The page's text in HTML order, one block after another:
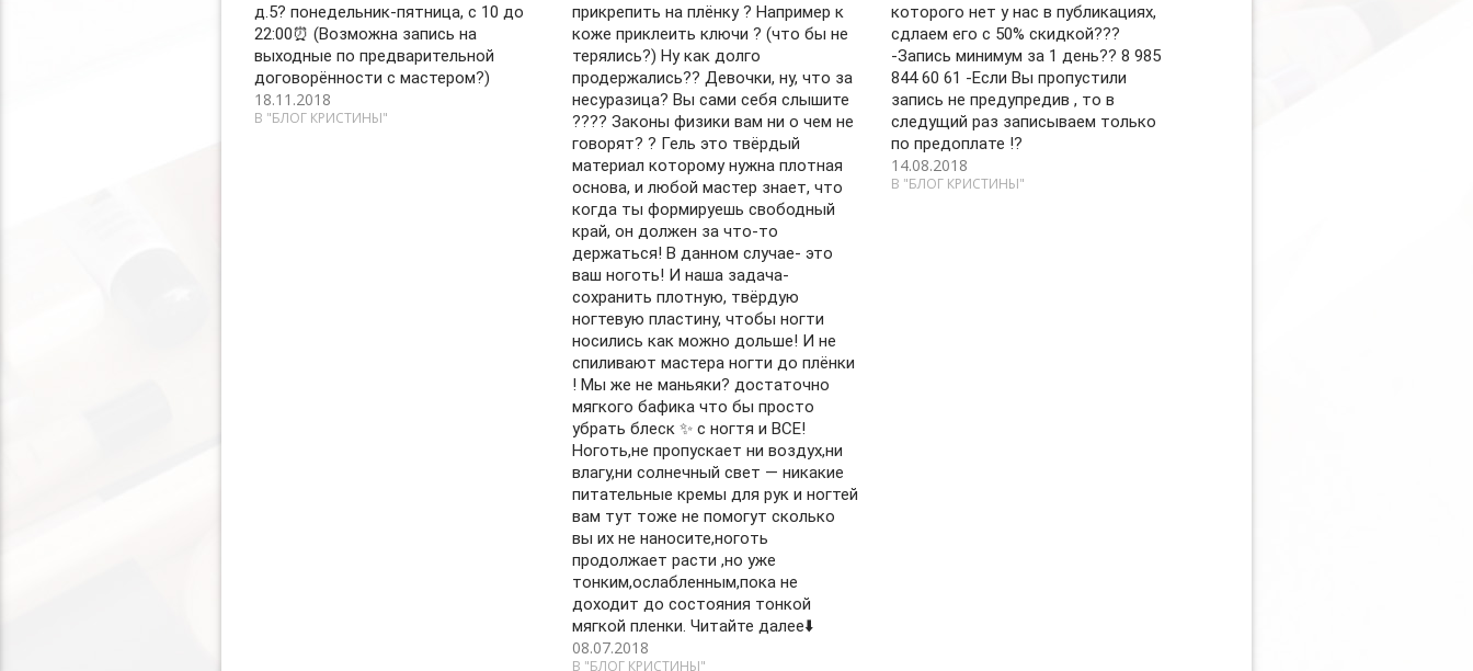
д.5? понедельник-пятница, с 10 до
22:00⏰ (Возможна запись на
выходные по предварительной
договорённости с мастером?)
18.11.2018
В "БЛОГ КРИСТИНЫ"
прикрепить на плёнку ? Например к
коже приклеить ключи ? (что бы не
терялись?) Ну как долго
продержались?? Девочки, ну, что за
несуразица? Вы сами себя слышите
???? Законы физики вам ни о чем не
говорят? ? Гель это твёрдый
материал которому нужна плотная
основа, и любой мастер знает, что
когда ты формируешь свободный
край, он должен за что-то
держаться! В данном случае- это
ваш ноготь! И наша задача-
сохранить плотную, твёрдую
ногтевую пластину, чтобы ногти
носились как можно дольше! И не
спиливают мастера ногти до плёнки
! Мы же не маньяки? достаточно
мягкого бафика что бы просто
убрать блеск ✨ с ногтя и ВСЕ!
Ноготь,не пропускает ни воздух,ни
влагу,ни солнечный свет — никакие
питательные кремы для рук и ногтей
вам тут тоже не помогут сколько
вы их не наносите,ноготь
продолжает расти ,но уже
тонким,ослабленным,пока не
доходит до состояния тонкой
мягкой пленки. Читайте далее⬇️
08.07.2018
В "БЛОГ КРИСТИНЫ"
которого нет у нас в публикациях,
сдлаем его с 50% скидкой???
-Запись минимум за 1 день?? 8 985
844 60 61 -Если Вы пропустили
запись не предупредив , то в
следущий раз записываем только
по предоплате !?
14.08.2018
В "БЛОГ КРИСТИНЫ"